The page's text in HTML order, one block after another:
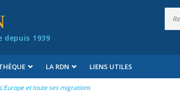
1939
LA RDN LIENS UTILES
L’Europe et toute ses migrations